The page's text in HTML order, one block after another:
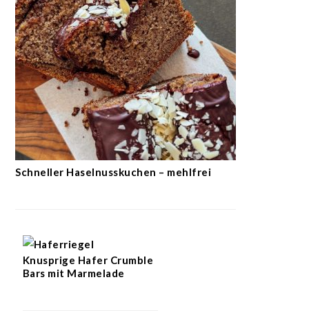
Schneller Haselnusskuchen – mehlfrei
Knusprige Hafer Crumble
Bars mit Marmelade